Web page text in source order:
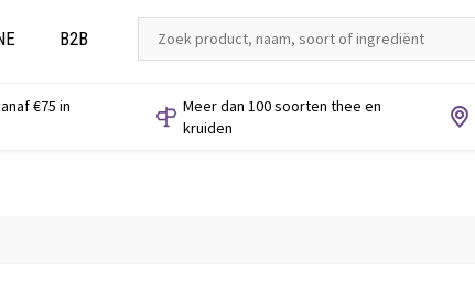
B2B
€75 in
Meer dan 100 soorten thee en
kruiden